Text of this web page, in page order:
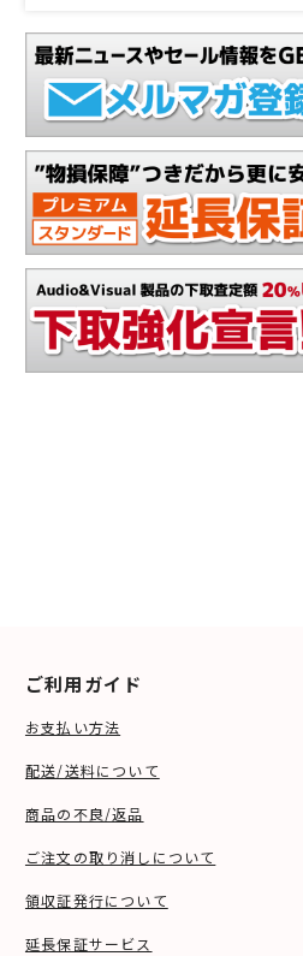
ご利用ガイド
お支払い方法
配送/送料について
商品の不良/返品
ご注文の取り消しについて
領収証発行について
延長保証サービス